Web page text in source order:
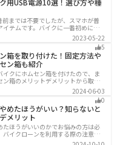
用USB電源10選！選び方や種
前までは不要でしたが、スマホが普
イテムです。バイクに一番初めにつ
の記事では、そんなバイク用USB電
オススメ商品を厳選して紹介します
ください。
2023-05-22
5
箱を取り付けた！固定方法や
ン箱も紹介
イクにホムセン箱を付けたので、ま
ン箱のメリットデメリットから取り
けてどううだったのか、オススメの
解説します。バイクにホムセン箱を
人はぜひ参考にしてください。
2024-06-03
0
めたほうがいい？知らないと
メリット
たほうがいいのかでお悩みの方は必
バイクローンを利用する際の注意点
を解説しています。実は、バイクロ